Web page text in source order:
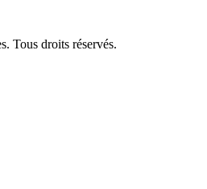
Tous droits réservés.